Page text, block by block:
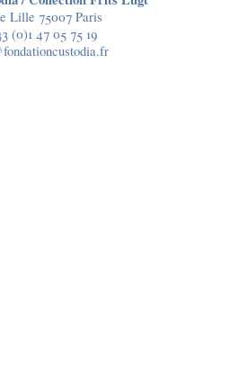
Lille 75007 Paris
(0)1 47 05 75 19